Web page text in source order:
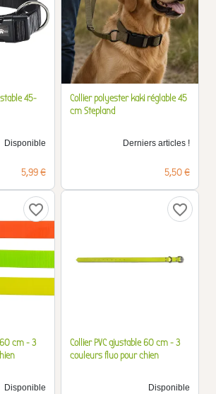
45-
Disponible
Prix
5,99 €
Collier polyester kaki réglable 45
cm Stepland
Derniers articles !
Prix
5,50 €
favorite_border
60 cm - 3
Disponible
favorite_border
Collier PVC ajustable 60 cm - 3
couleurs fluo pour chien
Disponible